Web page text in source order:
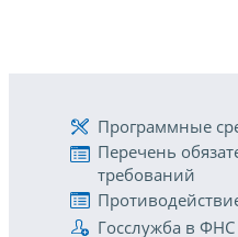
Программные
Перечень
требований
Госслужба в ФНС